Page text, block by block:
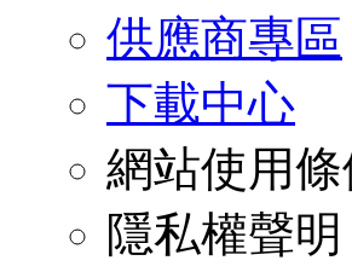
供應商專區
下載中心
網站使用條
隱私權聲明